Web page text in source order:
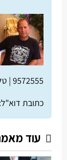
9572555 | טל:04-
כתובת דוא"ל:
עוד